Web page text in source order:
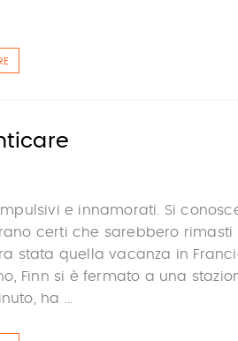
e innamorati. Si
certi che sarebbero rimasti
stata quella vacanza in
Finn si è fermato a una
ha ...